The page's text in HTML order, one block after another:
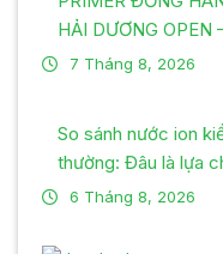
HẢI DƯƠNG OPEN
7 Tháng 8, 2026
So sánh nước ion
thường: Đâu là lựa
6 Tháng 8, 2026